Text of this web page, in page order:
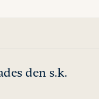
den s.k.